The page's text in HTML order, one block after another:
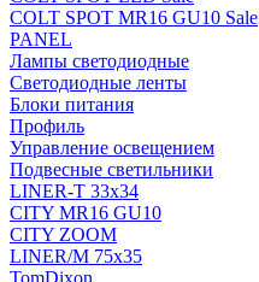
COLT SPOT MR16 GU10 Sale
PANEL
Лампы светодиодные
Светодиодные ленты
Блоки питания
Профиль
Управление освещением
Подвесные светильники
LINER-T 33x34
CITY MR16 GU10
CITY ZOOM
LINER/M 75х35
TomDixon